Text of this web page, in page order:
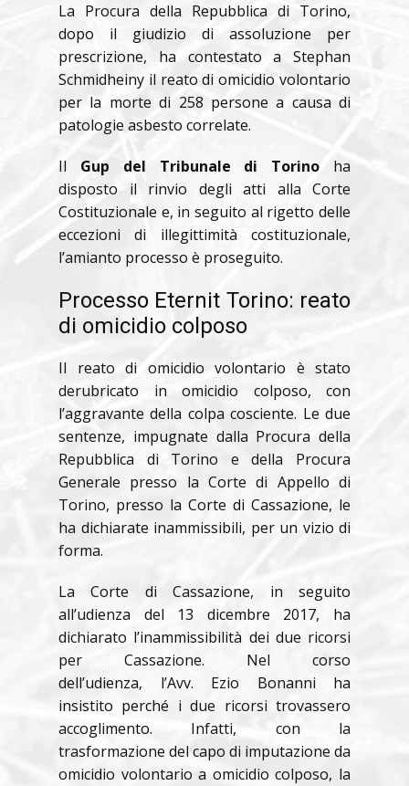
La Procura della Repubblica di Torino,
dopo il giudizio di assoluzione per
prescrizione, ha contestato a Stephan
Schmidheiny il reato di omicidio volontario
per la morte di 258 persone a causa di
patologie asbesto correlate.
Il Gup del Tribunale di Torino ha
disposto il rinvio degli atti alla Corte
Costituzionale e, in seguito al rigetto delle
eccezioni di illegittimità costituzionale,
l’amianto processo è proseguito.
Processo Eternit Torino: reato
di omicidio colposo
Il reato di omicidio volontario è stato
derubricato in omicidio colposo, con
l’aggravante della colpa cosciente. Le due
sentenze, impugnate dalla Procura della
Repubblica di Torino e della Procura
Generale presso la Corte di Appello di
Torino, presso la Corte di Cassazione, le
ha dichiarate inammissibili, per un vizio di
forma.
La Corte di Cassazione, in seguito
all’udienza del 13 dicembre 2017, ha
dichiarato l’inammissibilità dei due ricorsi
per Cassazione. Nel corso
dell’udienza, l’Avv. Ezio Bonanni ha
insistito perché i due ricorsi trovassero
accoglimento. Infatti, con la
trasformazione del capo di imputazione da
omicidio volontario a omicidio colposo, la